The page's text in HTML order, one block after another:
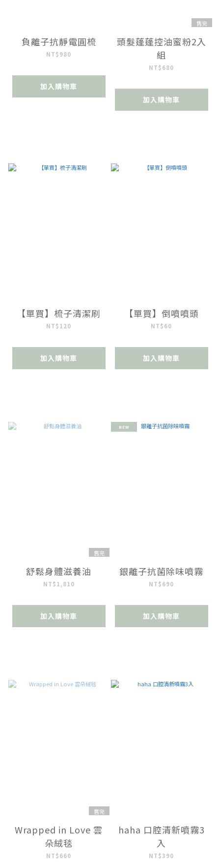
負離子抗靜電圓梳
NT$980
加入購物車
售完
頭髮蓬蓬控油蜜粉2入
組
NT$680
加入購物車
【單買】梳子清潔刷
NT$120
加入購物車
【單買】倒噴噴頭
NT$60
加入購物車
售完
舒鬆身體滋養油
NT$1,810
加入購物車
NEW
銀離子抗菌除味噴霧
NT$690
加入購物車
售完
Wrapped in Love 雲
朵絨毯
NT$660
haha 口腔清新噴霧3
入
NT$390